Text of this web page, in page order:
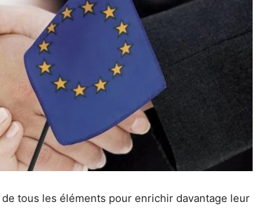
tous les éléments pour enrichir davantage leur